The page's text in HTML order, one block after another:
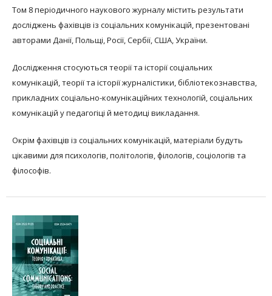
Том 8 періодичного наукового журналу містить результати
досліджень фахівців із соціальних комунікацій, презентовані
авторами Данії, Польщі, Росії, Сербії, США, України.
Дослідження стосуються теорії та історії соціальних
комунікацій, теорії та історії журналістики, бібліотекознавства,
прикладних соціально-комунікаційних технологій, соціальних
комунікацій у педагогіці й методиці викладання.
Окрім фахівців із соціальних комунікацій, матеріали будуть
цікавими для психологів, політологів, філологів, соціологів та
філософів.